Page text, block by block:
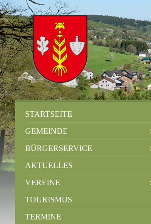
STARTSEITE
GEMEINDE
BÜRGERSERVICE
AKTUELLES
VEREINE
TOURISMUS
TERMINE